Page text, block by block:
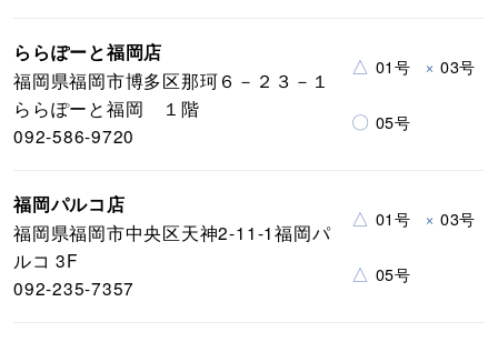
ららぽーと福岡店
福岡県福岡市博多区那珂６－２３－１
ららぽーと福岡 １階
092-586-9720
△ 01号 × 03号
〇 05号
福岡パルコ店
福岡県福岡市中央区天神2-11-1福岡パ
ルコ 3F
092-235-7357
△ 01号 × 03号
△ 05号